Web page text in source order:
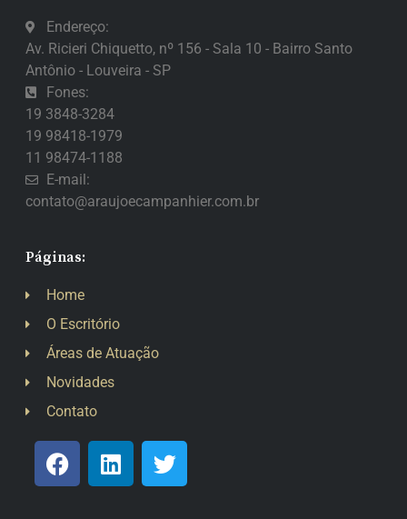
Endereço:
Av. Ricieri Chiquetto, nº 156 - Sala 10 - Bairro Santo
Antônio - Louveira - SP
Fones:
19 3848-3284
19 98418-1979
11 98474-1188
E-mail:
contato@araujoecampanhier.com.br
Páginas:
Home
O Escritório
Áreas de Atuação
Novidades
Contato
F
a
L
i
T
w